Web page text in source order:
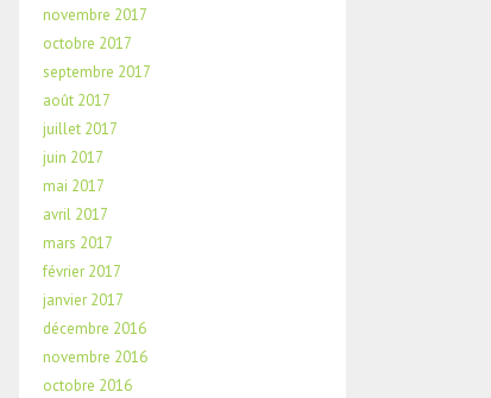
novembre 2017
octobre 2017
septembre 2017
août 2017
juillet 2017
juin 2017
mai 2017
avril 2017
mars 2017
février 2017
janvier 2017
décembre 2016
novembre 2016
octobre 2016